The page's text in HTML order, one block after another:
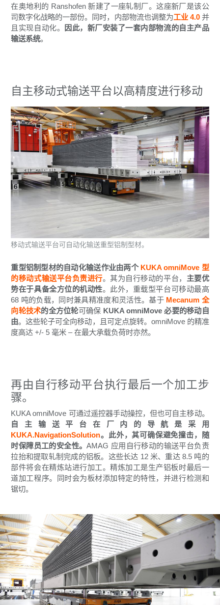
在奥地利的 Ranshofen 新建了一座轧制厂。这座新厂是该公
司数字化战略的一部份。同时，内部物流也调整为工业 4.0并
且实现自动化。
因此，新厂安装了一套内部物流的自主产品
输送系统。
自主移动式输送平台以高精度进行移动
重型铝制型材的自动化输送作业由两个 KUKAomniMove 型
的移动式输送平台负责进行。其为自行移动的平台， 主要优
势在于具备全方位的机动性。此外，重载型平台可移动最高
68 吨的负载，同时兼具精准度和灵活性。基于 Mecanum 全
向轮技术的全方位轮可确保 KUKA omniMove 必要的移动自
由。这些轮子可全向移动，且可定点旋转。omniMove 的精准
度高达 +/- 5 毫米 – 在最大承载负荷时亦然。
移动式输送平台可自动化输送重型铝制型材。
再由自行移动平台执行最后一个加工步
骤。
KUKA omniMove 可通过遥控器手动操控，但也可自主移动。
自主输送平台在厂内的导航是采用
KUKA.NavigationSolution。此外，其可确保避免撞击，随
时保障员工的安全性。AMAG 应用自行移动的输送平台负责
拉抬和提取轧制完成的铝板。这些长达 12 米、重达 8.5 吨的
部件将会在精炼站进行加工。精炼加工是生产铝板时最后一
道加工程序。同时会为板材添加特定的特性，并进行检测和
锯切。